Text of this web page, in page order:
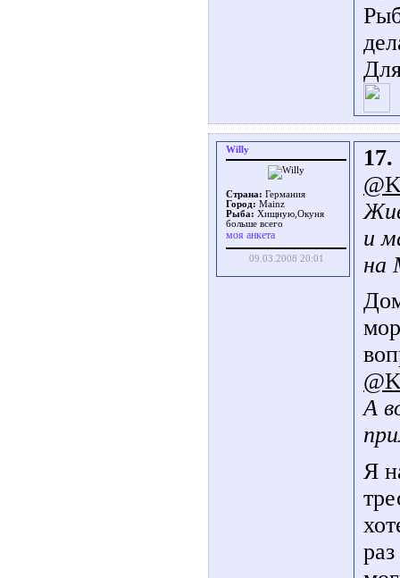
Willy
Страна: Германия
Город: Маinz
Рыба: Хищную,Окуня
больше всего
моя анкета
09.03.2008 20:01
17.
и
на
А
Я